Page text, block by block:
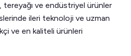
tereyağı ve endüstriyel ürünler
ileri teknoloji ve uzman
ve en kaliteli ürünleri